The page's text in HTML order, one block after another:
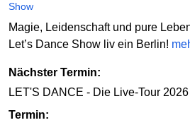
Show
Magie, Leidenschaft und pure
Let’s Dance Show liv ein Berlin!
Nächster Termin:
LET'S DANCE - Die Live-Tour 2026
Termin: